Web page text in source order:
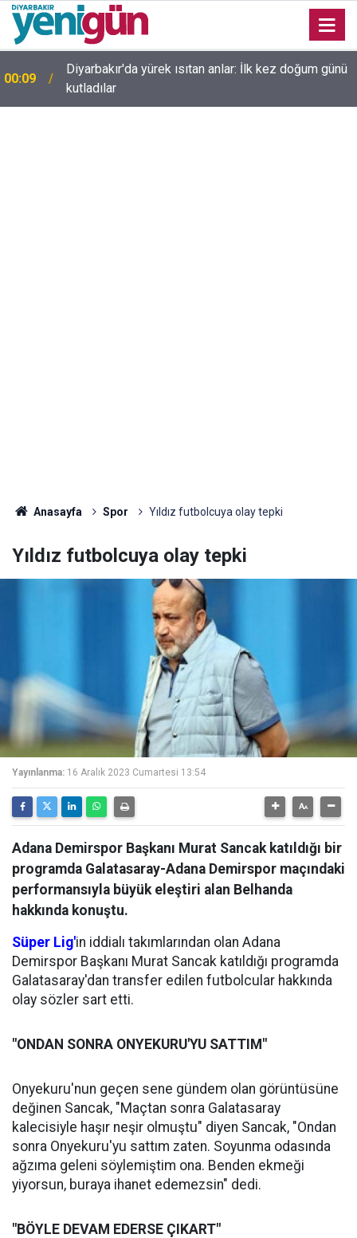
23:36 Diyarbakır'da düğün salonunda kavga: Yaralılar var
Anasayfa Spor Yıldız futbolcuya olay tepki
Yıldız futbolcuya olay tepki
Yayınlanma: 16 Aralık 2023 Cumartesi 13:54
Adana Demirspor Başkanı Murat Sancak katıldığı bir
programda Galatasaray-Adana Demirspor maçındaki
performansıyla büyük eleştiri alan Belhanda
hakkında konuştu.
Süper Lig'in iddialı takımlarından olan Adana
Demirspor Başkanı Murat Sancak katıldığı programda
Galatasaray'dan transfer edilen futbolcular hakkında
olay sözler sart etti.
"ONDAN SONRA ONYEKURU'YU SATTIM"
Onyekuru'nun geçen sene gündem olan görüntüsüne
değinen Sancak, "Maçtan sonra Galatasaray
kalecisiyle haşır neşir olmuştu" diyen Sancak, "Ondan
sonra Onyekuru'yu sattım zaten. Soyunma odasında
ağzıma geleni söylemiştim ona. Benden ekmeği
yiyorsun, buraya ihanet edemezsin" dedi.
"BÖYLE DEVAM EDERSE ÇIKART"